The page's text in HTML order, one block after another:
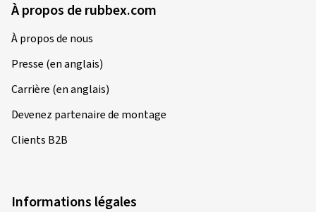
À propos de rubbex.com
À propos de nous
Presse (en anglais)
Carrière (en anglais)
Devenez partenaire de montage
Clients B2B
Informations légales